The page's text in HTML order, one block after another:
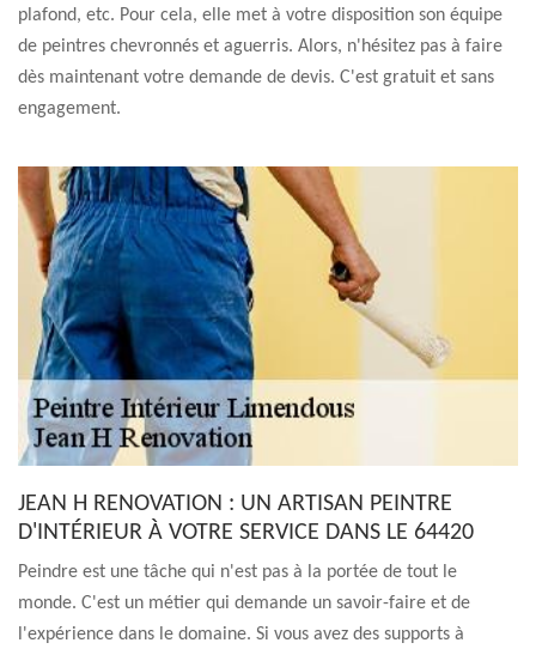
plafond, etc. Pour cela, elle met à votre disposition son équipe
de peintres chevronnés et aguerris. Alors, n'hésitez pas à faire
dès maintenant votre demande de devis. C'est gratuit et sans
engagement.
JEAN H RENOVATION : UN ARTISAN PEINTRE
D'INTÉRIEUR À VOTRE SERVICE DANS LE 64420
Peindre est une tâche qui n'est pas à la portée de tout le
monde. C'est un métier qui demande un savoir-faire et de
l'expérience dans le domaine. Si vous avez des supports à